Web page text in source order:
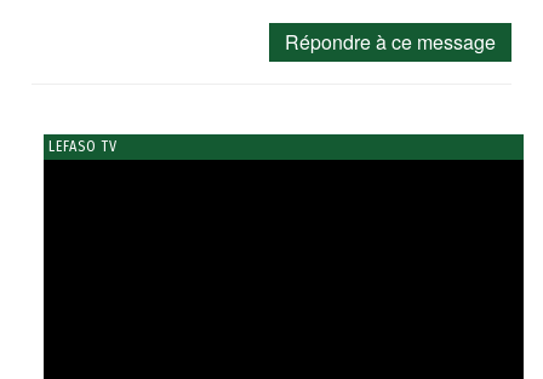
Répondre à ce message
LEFASO TV